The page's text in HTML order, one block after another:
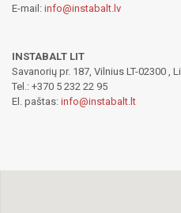
E-mail: info@instabalt.lv
INSTABALT LIT
Savanorių pr. 187, Vilnius LT-02300 ,
Tel.: +370 5 232 22 95
El. paštas: info@instabalt.lt